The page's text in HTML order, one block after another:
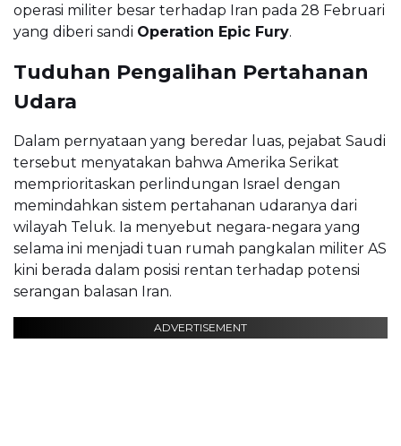
operasi militer besar terhadap Iran pada 28 Februari
yang diberi sandi Operation Epic Fury.
Tuduhan Pengalihan Pertahanan
Udara
Dalam pernyataan yang beredar luas, pejabat Saudi
tersebut menyatakan bahwa Amerika Serikat
memprioritaskan perlindungan Israel dengan
memindahkan sistem pertahanan udaranya dari
wilayah Teluk. Ia menyebut negara-negara yang
selama ini menjadi tuan rumah pangkalan militer AS
kini berada dalam posisi rentan terhadap potensi
serangan balasan Iran.
ADVERTISEMENT